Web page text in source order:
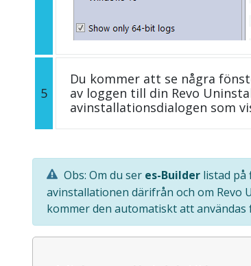
5
Du kommer att se några
av loggen till din Revo
avinstallationsdialogen som
Obs: Om du ser es-Builder listad på
avinstallationen därifrån och om Revo
kommer den automatiskt att